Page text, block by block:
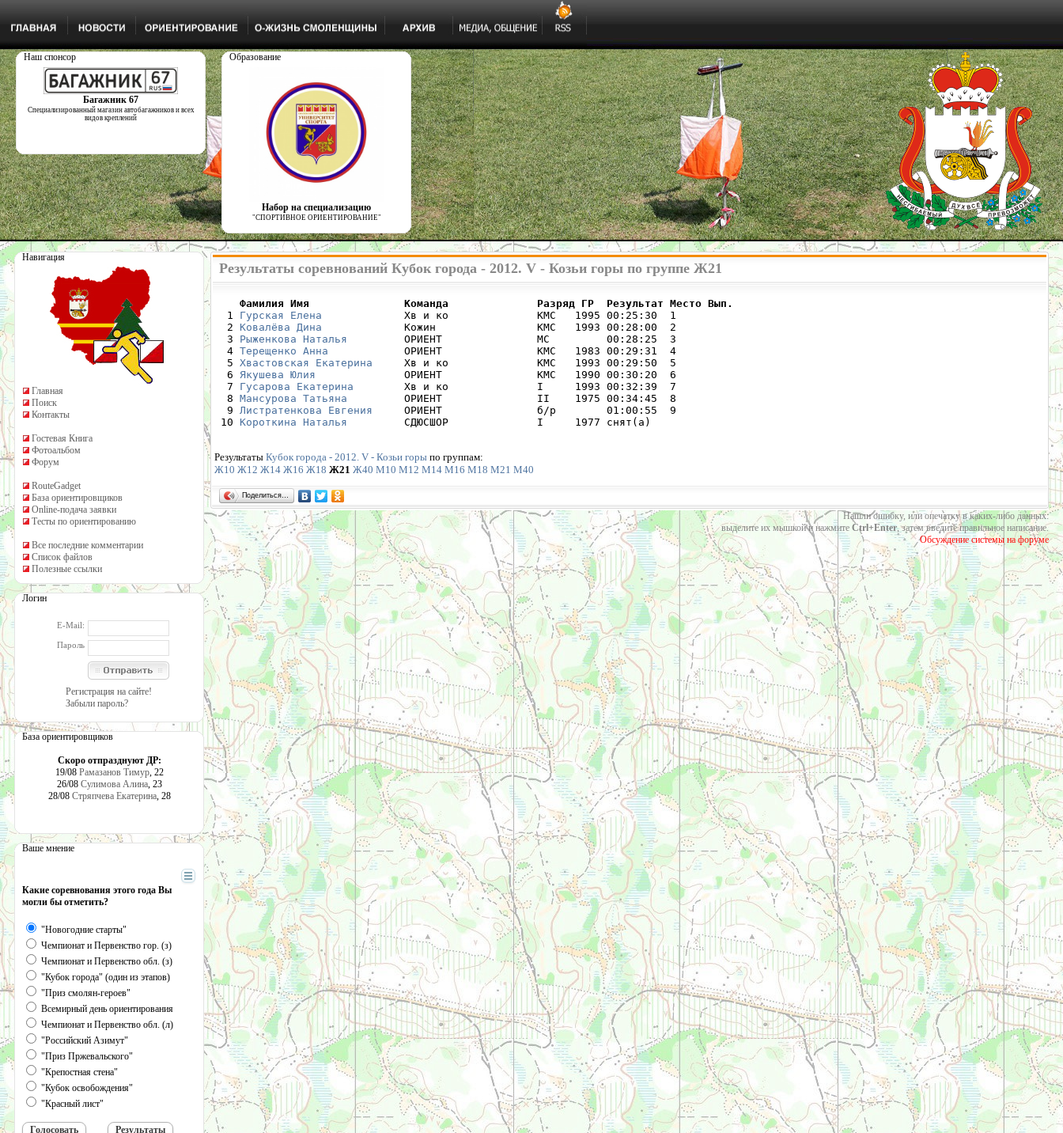
Наш спонсор
Багажник 67
Специализированный магазин автобагажников и всех
видов креплений
Образование
Набор на специализацию
"СПОРТИВНОЕ ОРИЕНТИРОВАНИЕ"
Навигация
Главная
Поиск
Контакты
Гостевая Книга
Фотоальбом
Форум
RouteGadget
База ориентировщиков
Online-подача заявки
Тесты по ориентированию
Все последние комментарии
Список файлов
Полезные ссылки
Логин
E-Mail:
Пароль
Регистрация на сайте!
Забыли пароль?
База ориентировщиков
Скоро отпразднуют ДР:
19/08 Рамазанов Тимур, 22
26/08 Сулимова Алина, 23
28/08 Стряпчева Екатерина, 28
Ваше мнение
Какие соревнования этого года Вы
могли бы отметить?
"Новогодние старты"
Чемпионат и Первенство гор. (з)
Чемпионат и Первенство обл. (з)
"Кубок города" (один из этапов)
"Приз смолян-героев"
Всемирный день ориентирования
Чемпионат и Первенство обл. (л)
"Российский Азимут"
"Приз Пржевальского"
"Крепостная стена"
"Кубок освобождения"
"Красный лист"
Результаты соревнований Кубок города - 2012. V - Козьи горы по группе Ж21
    Фамилия Имя               Команда              Разряд ГР  Результат Место Вып.
1 Гурская Елена
             Хв и ко              КМС   1995 00:25:30  1
  2
Ковалёва Дина
             Кожин                КМС   1993 00:28:00  2
  3
Рыженкова Наталья
         ОРИЕНТ               МС         00:28:25  3
  4
Терещенко Анна
            ОРИЕНТ               КМС   1983 00:29:31  4
  5
Хвастовская Екатерина
     Хв и ко              КМС   1993 00:29:50  5
  6
Якушева Юлия
              ОРИЕНТ               КМС   1990 00:30:20  6
  7
Гусарова Екатерина
        Хв и ко              I     1993 00:32:39  7
  8
Мансурова Татьяна
         ОРИЕНТ               II    1975 00:34:45  8
  9
Листратенкова Евгения
     ОРИЕНТ               б/р        01:00:55  9
10 Короткина Наталья
         СДЮСШОР              I     1977 снят(а)
Результаты Кубок города - 2012. V - Козьи горы по группам:
Ж10 Ж12 Ж14 Ж16 Ж18 Ж21 Ж40 М10 М12 М14 М16 М18 М21 М40
Поделиться…
Нашли ошибку, или опечатку в каких-либо данных:
выделите их мышкой и нажмите Ctrl+Enter, затем введите правильное написание.
Обсуждение системы на форуме